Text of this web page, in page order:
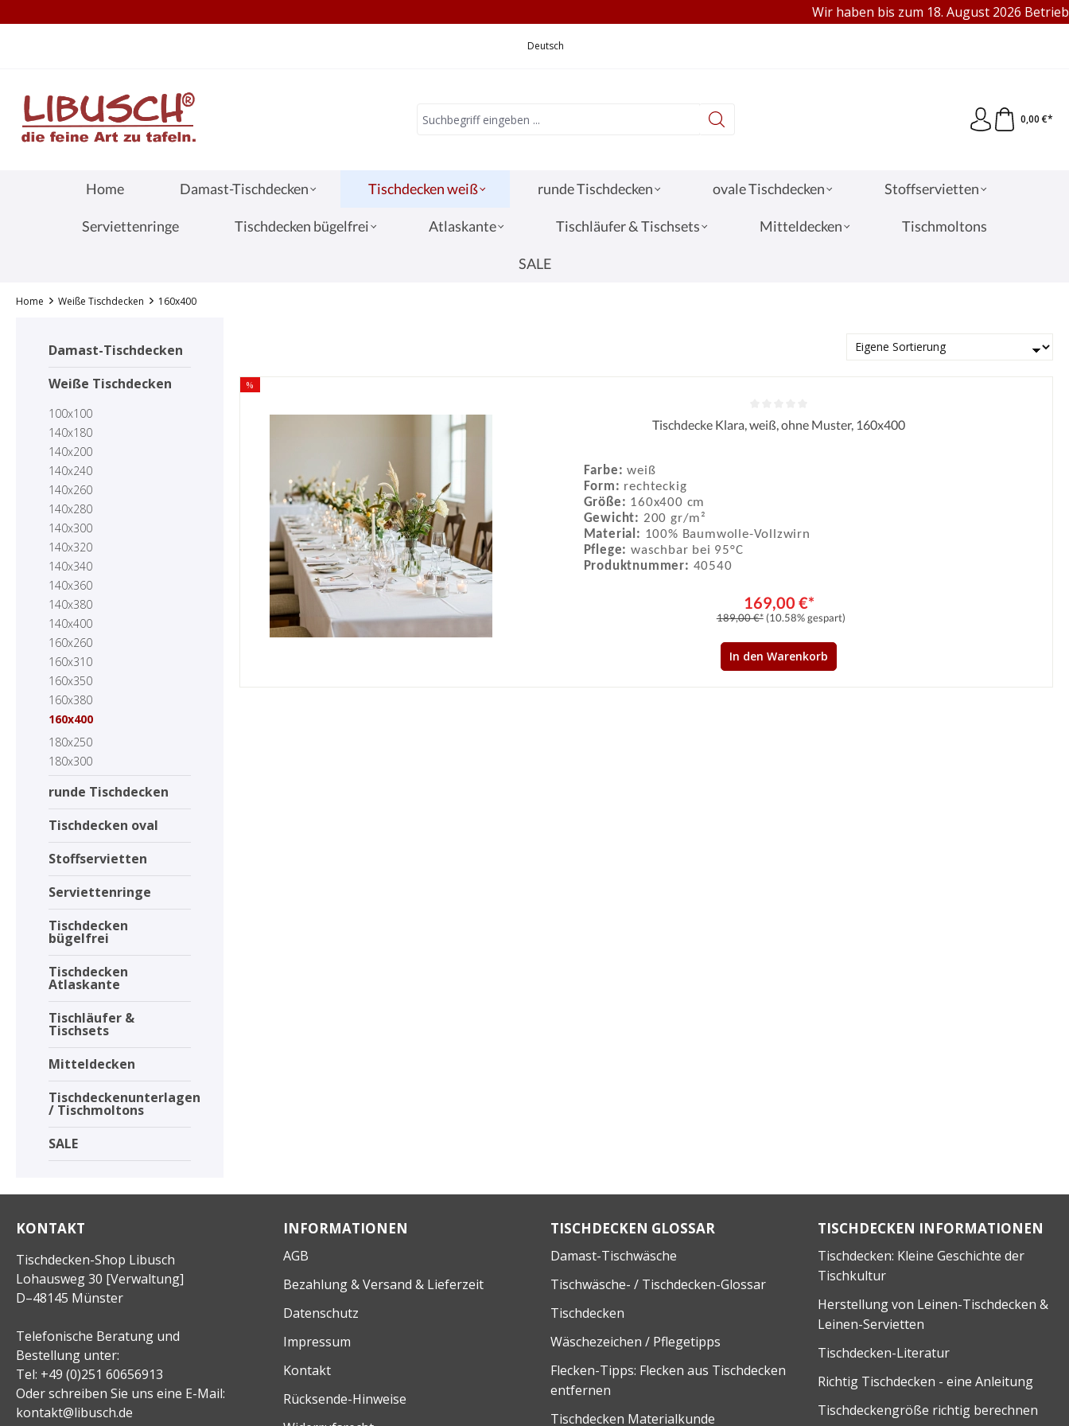
VERKAUF AN PRIVAT & GEWERBE
Wir haben bis zum 18. August 2026
Deutsch
0,00 €*
Home Damast-Tischdecken Tischdecken weiß runde Tischdecken ovale Tischdecken Stoffservietten
Serviettenringe Tischdecken bügelfrei Atlaskante Tischläufer & Tischsets Mitteldecken Tischmoltons
SALE
Home Weiße Tischdecken 160x400
Damast-Tischdecken
Weiße Tischdecken
100x100
140x180
140x200
140x240
140x260
140x280
140x300
140x320
140x340
140x360
140x380
140x400
160x260
160x310
160x350
160x380
160x400
180x250
180x300
runde Tischdecken
Tischdecken oval
Stoffservietten
Serviettenringe
Tischdecken
bügelfrei
Tischdecken
Atlaskante
Tischläufer &
Tischsets
Mitteldecken
Tischdeckenunterlagen
/ Tischmoltons
SALE
%
Durchschnittliche Bewertung von 0 von 5 Sternen
Tischdecke Klara, weiß, ohne Muster, 160x400
Farbe:weiß
Form: rechteckig
Größe: 160x400 cm
Gewicht: 200 gr/m²
Material: 100% Baumwolle-Vollzwirn
Pflege: waschbar bei 95°C
Produktnummer: 40540
169,00 €*
189,00 €* (10.58% gespart)
In den Warenkorb
KONTAKT
Tischdecken-Shop Libusch
Lohausweg 30 [Verwaltung]
D–48145 Münster
Telefonische Beratung und
Bestellung unter:
Tel: +49 (0)251 60656913
Oder schreiben Sie uns eine E-Mail:
kontakt@libusch.de
INFORMATIONEN
AGB
Bezahlung & Versand & Lieferzeit
Datenschutz
Impressum
Kontakt
Rücksende-Hinweise
TISCHDECKEN GLOSSAR
Damast-Tischwäsche
Tischwäsche- / Tischdecken-Glossar
Tischdecken
Wäschezeichen / Pflegetipps
Flecken-Tipps: Flecken aus Tischdecken
entfernen
Tischdecken Materialkunde
TISCHDECKEN INFORMATIONEN
Tischdecken: Kleine Geschichte der
Tischkultur
Herstellung von Leinen-Tischdecken &
Leinen-Servietten
Tischdecken-Literatur
Richtig Tischdecken - eine Anleitung
Tischdeckengröße richtig berechnen